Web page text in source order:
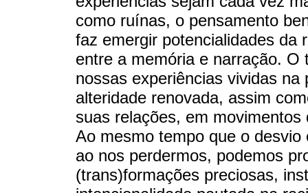
como ruínas, o pensamento
faz emergir potencialidades da
entre a memória e narração.
nossas experiências vividas
alteridade renovada, assim
suas relações, em
Ao mesmo tempo que o
ao nos perdermos, podemos
(trans)formações preciosas,